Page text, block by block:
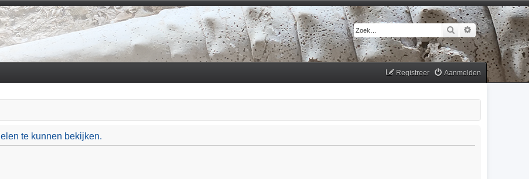
Zoek Uitgebreid
Aanmelden
Registreer
te kunnen bekijken.